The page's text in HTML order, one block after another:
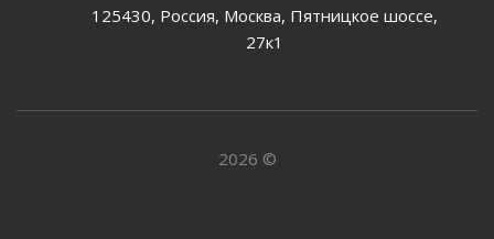
125430, Россия, Москва, Пятницкое шоссе,
27к1
2026 ©